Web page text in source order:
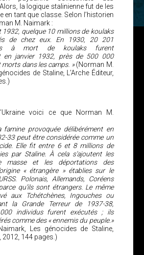
la logique stalinienne fut de les
en tant que classe. Selon l’historien
M. Naimark :
1932, quelque 10 millions de koulaks
de chez eux. En 1930, 20 201
à mort de koulaks furent
en janvier 1932, près de 500 000
dans les camps. »(Norman M.
de Staline, L’Arche Éditeur,
voici ce que Norman M.
famine provoquée délibérément en
33 peut être considérée comme un
Elle fit entre 6 et 8 millions de
par Staline. À cela s’ajoutent les
masse et les déportations des
« étrangère » établies sur le
Polonais, Allemands, Coréens
qu’ils sont étrangers. Le même
aux Tchétchènes, Ingouches ou
la Grande Terreur de 1937-38,
individus furent exécutés ; ils
comme des « ennemis du peuple.»
Les génocides de Staline,
2012, 144 pages.)